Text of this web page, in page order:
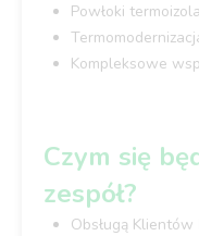
Powłoki
Kompleksowe
Czym się
zespół?
Obsługą Klientów